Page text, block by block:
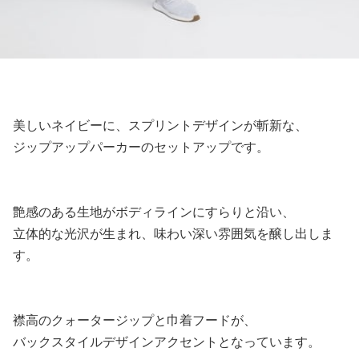
美しいネイビーに、スプリントデザインが斬新な、
ジップアップパーカーのセットアップです。
艶感のある生地がボディラインにすらりと沿い、
立体的な光沢が生まれ、味わい深い雰囲気を醸し出しま
す。
襟高のクォータージップと巾着フードが、
バックスタイルデザインアクセントとなっています。